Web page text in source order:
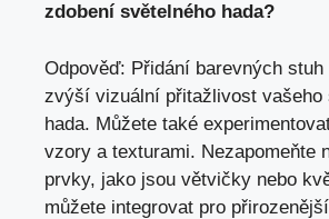
zdobení světelného hada?
Odpověď: Přidání barevných
zvýší vizuální přitažlivost vašeho
hada. Můžete také
vzory a texturami. Nezapomeňte
prvky, jako jsou větvičky nebo
můžete integrovat pro